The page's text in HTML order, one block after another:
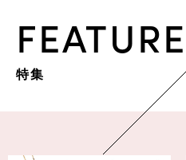
FEATURE
特集